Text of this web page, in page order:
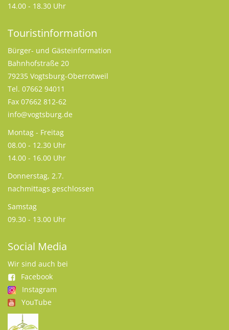
14.00 - 18.30 Uhr
Touristinformation
Bürger- und Gästeinformation
Bahnhofstraße 20
79235 Vogtsburg-Oberrotweil
Tel. 07662 94011
Fax 07662 812-62
info@vogtsburg.de
Montag - Freitag
08.00 - 12.30 Uhr
14.00 - 16.00 Uhr
Donnerstag, 2.7.
nachmittags geschlossen
Samstag
09.30 - 13.00 Uhr
Social Media
Wir sind auch bei
Facebook
Instagram
YouTube